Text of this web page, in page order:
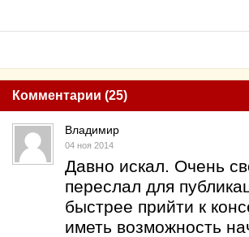
Комментарии (25)
Владимир
04 ноя 2014
Давно искал. Очень
переслал для
быстрее прийти к
иметь возможность